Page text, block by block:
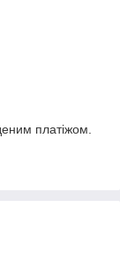
платіжом.